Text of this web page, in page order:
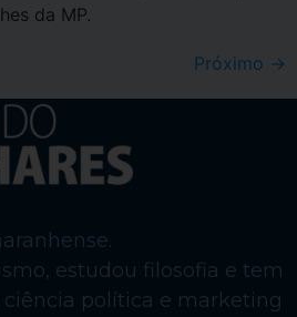
da MP.
Próximo →
estudou filosofia e tem
política e marketing